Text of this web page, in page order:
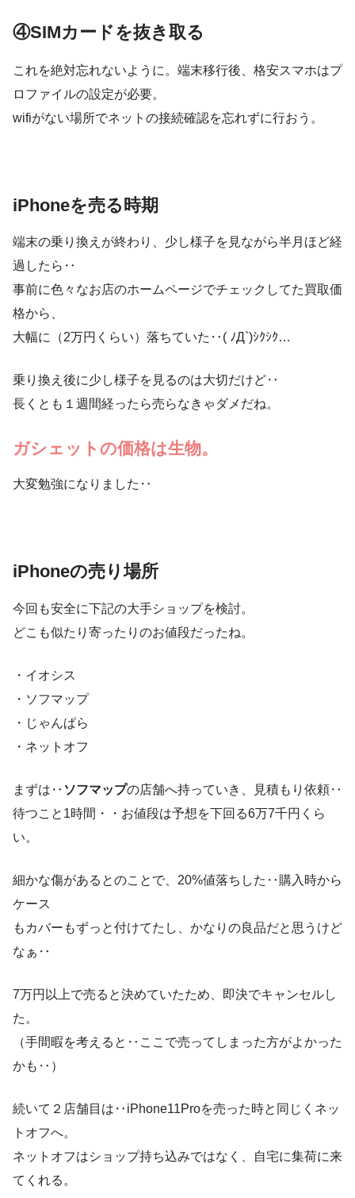
④SIMカードを抜き取る
これを絶対忘れないように。端末移行後、格安スマホはプ
ロファイルの設定が必要。
wifiがない場所でネットの接続確認を忘れずに行おう。
iPhoneを売る時期
端末の乗り換えが終わり、少し様子を見ながら半月ほど経
過したら‥
事前に色々なお店のホームページでチェックしてた買取価
格から、
大幅に（2万円くらい）落ちていた‥( ﾉД`)ｼｸｼｸ…
乗り換え後に少し様子を見るのは大切だけど‥
長くとも１週間経ったら売らなきゃダメだね。
ガシェットの価格は生物。
大変勉強になりました‥
iPhoneの売り場所
今回も安全に下記の大手ショップを検討。
どこも似たり寄ったりのお値段だったね。
・イオシス
・ソフマップ
・じゃんぱら
・ネットオフ
まずは‥ ソフマップの店舗へ持っていき、見積もり依頼‥
待つこと1時間・・お値段は予想を下回る6万7千円くら
い。
細かな傷があるとのことで、20%値落ちした‥購入時から
ケース
もカバーもずっと付けてたし、かなりの良品だと思うけど
なぁ‥
7万円以上で売ると決めていたため、即決でキャンセルし
た。
（手間暇を考えると‥ここで売ってしまった方がよかった
かも‥）
続いて２店舗目は‥iPhone11Proを売った時と同じくネッ
トオフへ。
ネットオフはショップ持ち込みではなく、自宅に集荷に来
てくれる。